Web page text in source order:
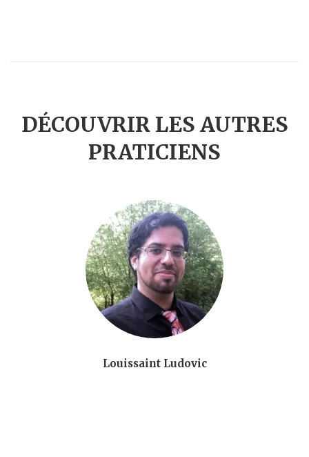
DÉCOUVRIR LES AUTRES
PRATICIENS
Louissaint Ludovic